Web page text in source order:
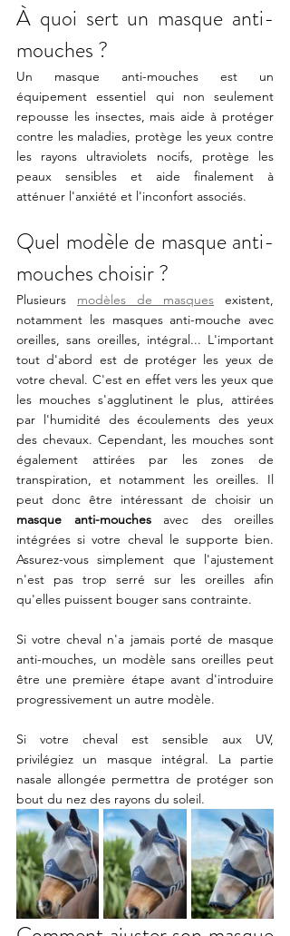
À quoi sert un masque anti-
mouches ?
Un masque anti-mouches est un
équipement essentiel qui non seulement
repousse les insectes, mais aide à protéger
contre les maladies, protège les yeux contre
les rayons ultraviolets nocifs, protège les
peaux sensibles et aide finalement à
atténuer l'anxiété et l'inconfort associés.
Quel modèle de masque anti-
mouches choisir ?
Plusieurs modèles de masques existent,
notamment les masques anti-mouche avec
oreilles, sans oreilles, intégral... L'important
tout d'abord est de protéger les yeux de
votre cheval. C'est en effet vers les yeux que
les mouches s'agglutinent le plus, attirées
par l'humidité des écoulements des yeux
des chevaux. Cependant, les mouches sont
également attirées par les zones de
transpiration, et notamment les oreilles. Il
masque anti-mouches avec des oreilles
intégrées si votre cheval le supporte bien.
Assurez-vous simplement que l'ajustement
n'est pas trop serré sur les oreilles afin
qu'elles puissent bouger sans contrainte.
Si votre cheval n'a jamais porté de masque
anti-mouches, un modèle sans oreilles peut
être une première étape avant d'introduire
progressivement un autre modèle.
Si votre cheval est sensible aux UV,
privilégiez un masque intégral. La partie
nasale allongée permettra de protéger son
bout du nez des rayons du soleil.